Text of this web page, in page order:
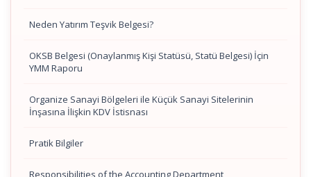
Neden Yatırım Teşvik Belgesi?
OKSB Belgesi (Onaylanmış Kişi Statüsü, Statü Belgesi) İçin
YMM Raporu
Organize Sanayi Bölgeleri ile Küçük Sanayi Sitelerinin
İnşasına İlişkin KDV İstisnası
Pratik Bilgiler
Responsibilities of the Accounting Department